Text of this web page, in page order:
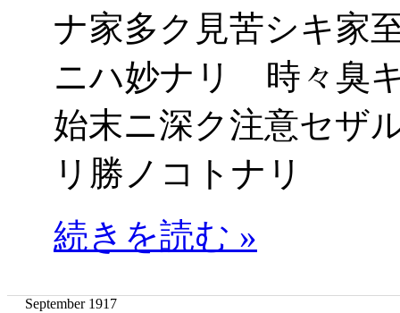
ナ家多ク見苦シキ家
ニハ妙ナリ 時々臭
始末ニ深ク注意セザ
リ勝ノコトナリ
続きを読む »
September 1917